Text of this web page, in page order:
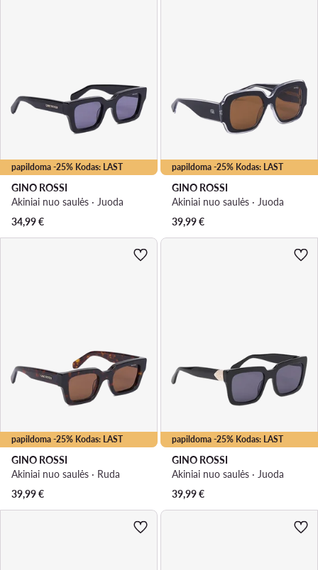
papildoma -25% Kodas: LAST
GINO ROSSI
Akiniai nuo saulės · Juoda
34,99€
papildoma -25% Kodas: LAST
GINO ROSSI
Akiniai nuo saulės · Juoda
39,99€
papildoma -25% Kodas: LAST
GINO ROSSI
Akiniai nuo saulės · Ruda
39,99€
papildoma -25% Kodas: LAST
GINO ROSSI
Akiniai nuo saulės · Juoda
39,99€